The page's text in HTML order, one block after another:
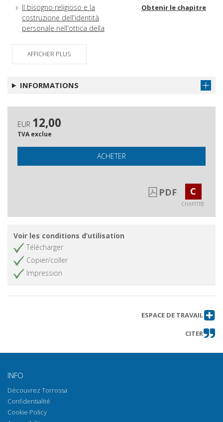
Il bisogno religioso e la
costruzione dell'identità
personale nell'ottica della
Obtenir le chapitre
Senso religioso e nuova
spiritualità nella prospettiva
Le esperienze religiose nella
dei processi migratori
Obtenir le chapitre
Crescere tra vecchi e nuovi dei : l'educazione
religiosa fra impliciti e consapevolezze
AFFICHER PLUS
INFORMATIONS
EUR 12,00
TVA exclue
ACHETER
PDF C
CHAPITRE
Voir les conditions d’utilisation
Télécharger
Copier/coller
Impression
ESPACE DE TRAVAIL
CITER
INFO
Découvrez Torrossa
Confidentialité
Cookie Policy